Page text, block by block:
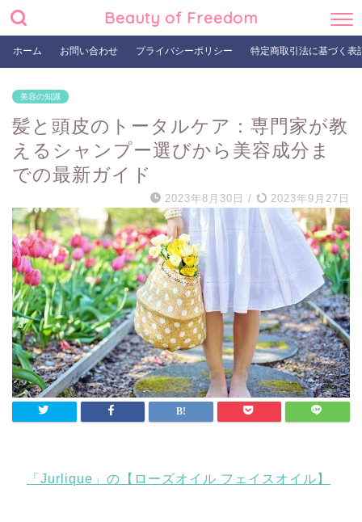
Beauty of Freedom
ホーム お問い合わせ プライバシーポリシー 特定商取引法に基づく表
美容の知識
髪と頭皮のトータルケア：専門家が教
えるシャンプー選びから美容成分ま
での最新ガイド
2023年8月30日 / 2023年9月27日
「Jurlique」の【ローズオイル フェイスオイル】